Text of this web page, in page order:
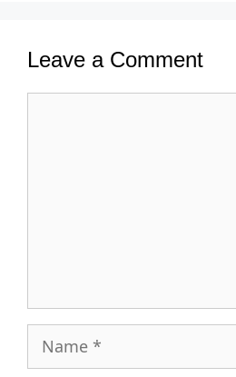
Leave a Comment
Name